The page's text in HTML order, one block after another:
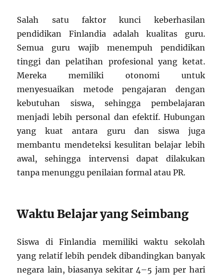
Salah satu faktor kunci keberhasilan
pendidikan Finlandia adalah kualitas guru.
Semua guru wajib menempuh pendidikan
tinggi dan pelatihan profesional yang ketat.
Mereka memiliki otonomi untuk
menyesuaikan metode pengajaran dengan
kebutuhan siswa, sehingga pembelajaran
menjadi lebih personal dan efektif. Hubungan
yang kuat antara guru dan siswa juga
membantu mendeteksi kesulitan belajar lebih
awal, sehingga intervensi dapat dilakukan
tanpa menunggu penilaian formal atau PR.
Waktu Belajar yang Seimbang
Siswa di Finlandia memiliki waktu sekolah
yang relatif lebih pendek dibandingkan banyak
negara lain, biasanya sekitar 4–5 jam per hari